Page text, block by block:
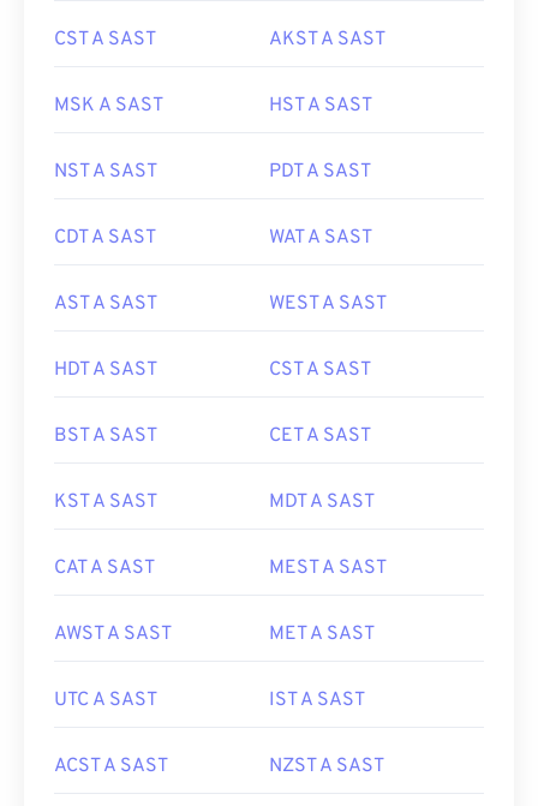
CST A SAST AKST A SAST
MSK A SAST HST A SAST
NST A SAST PDT A SAST
CDT A SAST WAT A SAST
AST A SAST WEST A SAST
HDT A SAST CST A SAST
BST A SAST CET A SAST
KST A SAST MDT A SAST
CAT A SAST MEST A SAST
AWST A SAST MET A SAST
UTC A SAST IST A SAST
ACST A SAST NZST A SAST